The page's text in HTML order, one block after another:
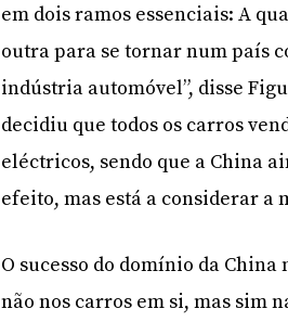
em dois ramos essenciais: A
outra para se tornar num país
indústria automóvel”, disse
decidiu que todos os carros
eléctricos, sendo que a China
efeito, mas está a considerar a
O sucesso do domínio da
não nos carros em si, mas sim